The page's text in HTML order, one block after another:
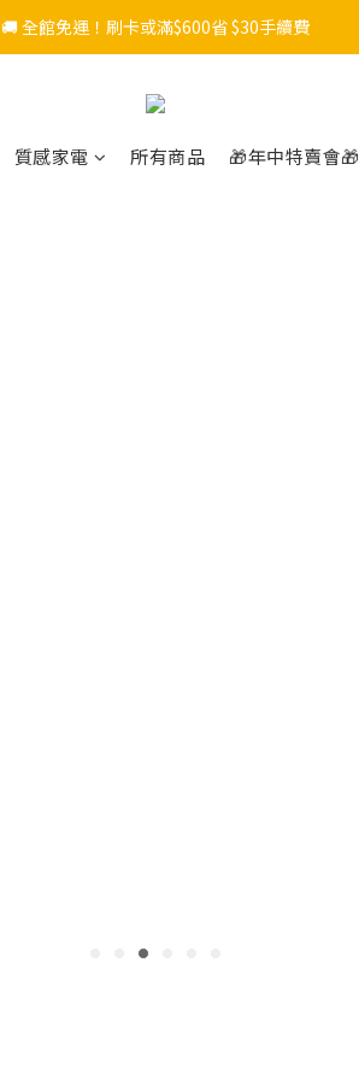
🚚 全館免運！刷卡或滿$600省 $30手續費
質感家電 所有商品 🎁年中特賣會🎁